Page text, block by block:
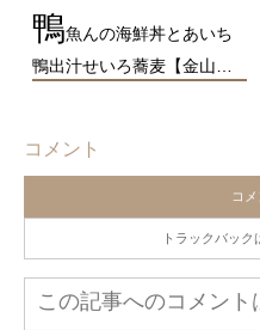
鴨魚んの海鮮丼とあいち
鴨出汁せいろ蕎麦【金山…
コメント
コ
トラックバック
この記事へのコメント